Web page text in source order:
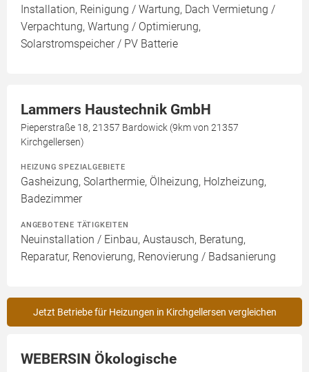
Installation, Reinigung / Wartung, Dach Vermietung /
Verpachtung, Wartung / Optimierung,
Solarstromspeicher / PV Batterie
Lammers Haustechnik GmbH
Pieperstraße 18, 21357 Bardowick (9km von 21357
Kirchgellersen)
HEIZUNG SPEZIALGEBIETE
Gasheizung, Solarthermie, Ölheizung, Holzheizung,
Badezimmer
ANGEBOTENE TÄTIGKEITEN
Neuinstallation / Einbau, Austausch, Beratung,
Reparatur, Renovierung, Renovierung / Badsanierung
Jetzt Betriebe für Heizungen in Kirchgellersen vergleichen
WEBERSIN Ökologische